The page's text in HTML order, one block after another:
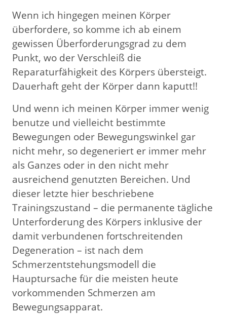
Wenn ich hingegen meinen Körper
überfordere, so komme ich ab einem
gewissen Überforderungsgrad zu dem
Punkt, wo der Verschleiß die
Reparaturfähigkeit des Körpers übersteigt.
Dauerhaft geht der Körper dann kaputt!!
Und wenn ich meinen Körper immer wenig
benutze und vielleicht bestimmte
Bewegungen oder Bewegungswinkel gar
nicht mehr, so degeneriert er immer mehr
als Ganzes oder in den nicht mehr
ausreichend genutzten Bereichen. Und
dieser letzte hier beschriebene
Trainingszustand – die permanente tägliche
Unterforderung des Körpers inklusive der
damit verbundenen fortschreitenden
Degeneration – ist nach dem
Schmerzentstehungsmodell die
Hauptursache für die meisten heute
vorkommenden Schmerzen am
Bewegungsapparat.